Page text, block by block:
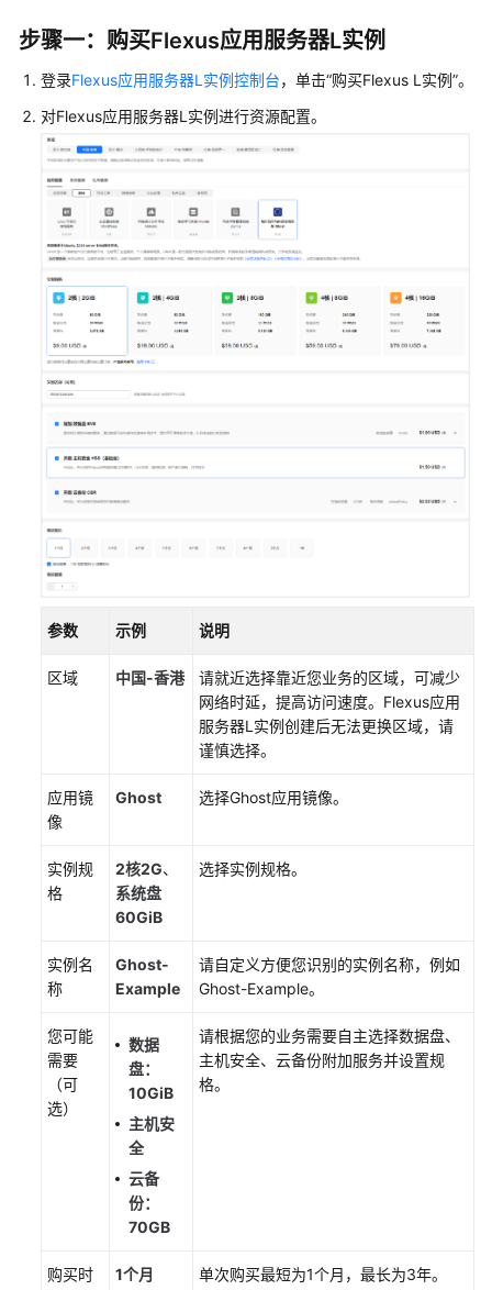
务
使
WordPress
快
建
网
使
搭
建
网
站
量
建
ERP
Moodle
在
构
步骤一：购买Flexus应用服务器L实例
登录Flexus应用服务器L实例控制台，单击“购买Flexus L实例”。
对Flexus应用服务器L实例进行资源配置。
参数 示例 说明
区域 中国-香港
请就近选择靠近您业务的区域，可减少
网络时延，提高访问速度。 Flexus应用
服务器L实例创建后无法更换区域，请
谨慎选择。
应用镜
像
Ghost 选择Ghost应用镜像。
实例规
格
2核2G、
系统盘
60GiB
选择实例规格。
实例名
称
Ghost-
Example
请自定义方便您识别的实例名称，例如
Ghost-Example。
您可能
需要
（可
选）
数据
盘：
10GiB
主机安
全
云备
份：
70GB
请根据您的业务需要自主选择数据盘、
主机安全、云备份附加服务并设置规
格。
购买时
1个月 单次购买最短为1个月，最长为3年。